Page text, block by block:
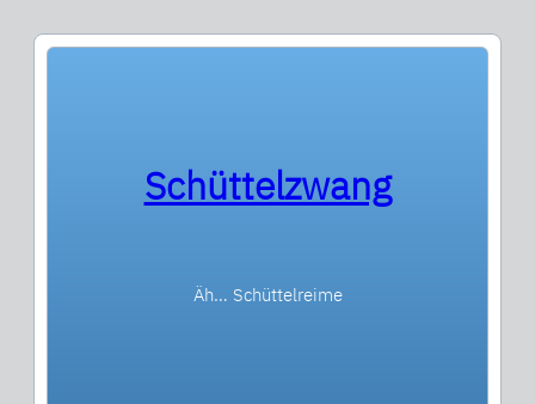
Schüttelzwang
Äh… Schüttelreime